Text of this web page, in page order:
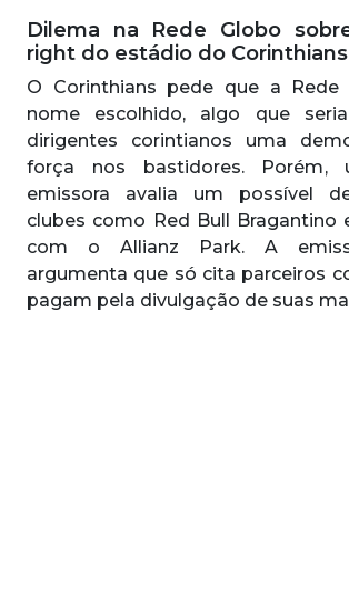
Dilema na Rede Globo
right do estádio do Corinthians
O Corinthians pede que a
nome escolhido, algo que
dirigentes corintianos uma
força nos bastidores. Porém,
emissora avalia um possível
clubes como Red Bull Bragantino
com o Allianz Park. A
argumenta que só cita parceiros
pagam pela divulgação de suas